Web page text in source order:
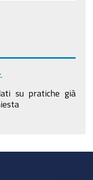
su pratiche già